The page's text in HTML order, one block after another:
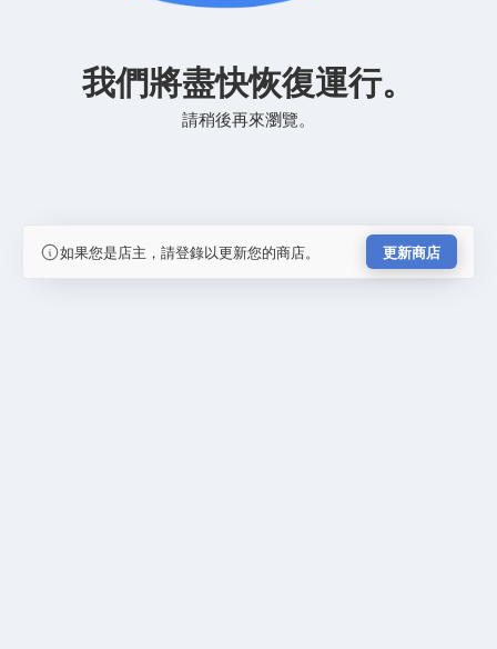
我們將盡快恢復運行。
請稍後再來瀏覽。
如果您是店主，請登錄以更新您的商店。 更新商店